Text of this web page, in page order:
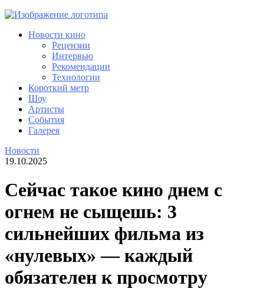
Новости кино
Рецензии
Интервью
Рекомендации
Технологии
Короткий метр
Шоу
Артисты
События
Галерея
Новости
19.10.2025
Сейчас такое кино днем с
огнем не сыщешь: 3
сильнейших фильма из
«нулевых» — каждый
обязателен к просмотру